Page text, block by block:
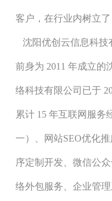
客户，在行业内树立
沈阳优创云信息科技
前身为 2011 年成立的
络科技有限公司已于
累计 15 年互联网服务
一）、网站SEO优化
序定制开发、微信公
络外包服务、企业管